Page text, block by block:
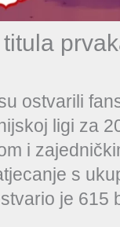
ostvarili
ligi za
i
s
je 615